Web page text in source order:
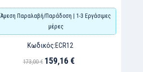
Άμεση Παραλαβή/Παράδοση | 1-3 Εργάσιμες
μέρες
Κωδικός:ECR12
173,00 € 159,16 €